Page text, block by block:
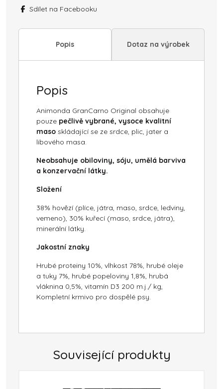
kuře
množství
Sdílet na Facebooku
Popis Dotaz na výrobek
Popis
Animonda GranCarno Original obsahuje
pouze pečlivě vybrané, vysoce kvalitní
maso skládající se ze srdce, plic, jater a
libového masa.
Neobsahuje obiloviny, sóju, umělá barviva
a konzervační látky.
Složení
38% hovězí (plíce, játra, maso, srdce, ledviny,
vemeno), 30% kuřecí (maso, srdce, játra),
minerální látky.
Jakostní znaky
Hrubé proteiny 10%, vlhkost 78%, hrubé oleje
a tuky 7%, hrubé popeloviny 1,8%, hrubá
vláknina 0,5%, vitamín D3 200 m.j./ kg,
Kompletní krmivo pro dospělé psy.
Související produkty